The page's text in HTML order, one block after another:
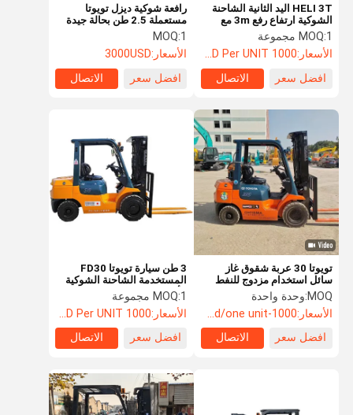
رافعة شوكية ديزل تويوتا
مستعملة 2.5 طن بحالة جيدة
MOQ:1
الأسعار:3000USD
افضل سعر
الاتصال
HELI 3T اليد الثانية الشاحنة
الشوكية ارتفاع رفع 3m مع
الصخرة الحاوية والجانب
MOQ:1 مجموعة
الأسعار:1000 USD Per UNIT
افضل سعر
الاتصال
3 طن سيارة تويوتا FD30
المستخدمة الشاحنة الشوكية
الأصلية اليابانية المستخدمة
MOQ:1 مجموعة
الأسعار:1000 USD Per UNIT
افضل سعر
الاتصال
تويوتا 30 عربة شقوق غاز
سائل استخدام مزدوج للنفط
والغاز تويوتا عربة شقوق يد
ثانية
MOQ: وحدة واحدة
الأسعار:1000-2000usd/one unit
افضل سعر
الاتصال